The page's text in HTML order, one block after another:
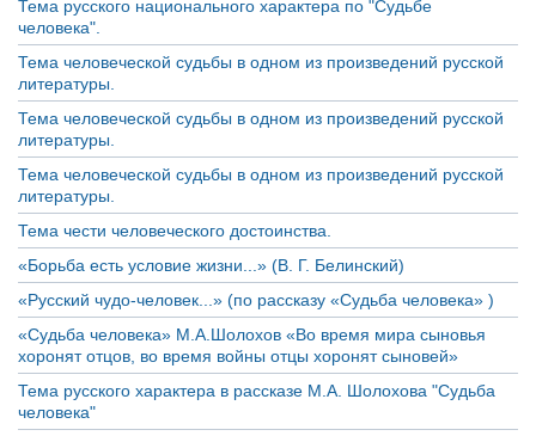
Тема русского национального характера по "Судьбе
человека".
Тема человеческой судьбы в одном из произведений русской
литературы.
Тема человеческой судьбы в одном из произведений русской
литературы.
Тема человеческой судьбы в одном из произведений русской
литературы.
Тема чести человеческого достоинства.
«Борьба есть условие жизни...» (В. Г. Белинский)
«Русский чудо-человек...» (по рассказу «Судьба человека» )
«Судьба человека» М.А.Шолохов «Во время мира сыновья
хоронят отцов, во время войны отцы хоронят сыновей»
Тема русского характера в рассказе М.А. Шолохова "Судьба
человека"